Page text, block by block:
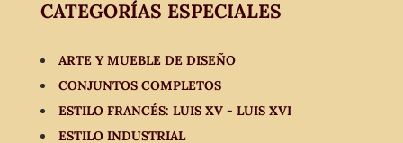
CATEGORÍAS ESPECIALES
ARTE Y MUEBLE DE DISEÑO
CONJUNTOS COMPLETOS
ESTILO FRANCÉS: LUIS XV - LUIS XVI
ESTILO INDUSTRIAL